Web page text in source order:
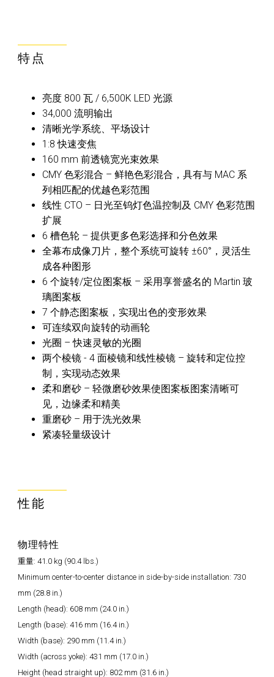
特点
亮度 800 瓦 / 6,500K LED 光源
34,000 流明输出
清晰光学系统、平场设计
1:8 快速变焦
160 mm 前透镜宽光束效果
CMY 色彩混合 – 鲜艳色彩混合，具有与 MAC 系
列相匹配的优越色彩范围
线性 CTO – 日光至钨灯色温控制及 CMY 色彩范围
扩展
6 槽色轮 – 提供更多色彩选择和分色效果
全幕布成像刀片，整个系统可旋转 ±60°，灵活生
成各种图形
6 个旋转/定位图案板 – 采用享誉盛名的 Martin 玻
璃图案板
7 个静态图案板，实现出色的变形效果
可连续双向旋转的动画轮
光圈 – 快速灵敏的光圈
两个棱镜 - 4 面棱镜和线性棱镜 – 旋转和定位控
制，实现动态效果
柔和磨砂 – 轻微磨砂效果使图案板图案清晰可
见，边缘柔和精美
重磨砂 – 用于洗光效果
紧凑轻量级设计
性能
物理特性
重量: 41.0 kg (90.4 lbs.)
Minimum center-to-center distance in side-by-side installation: 730
mm (28.8 in.)
Length (head): 608 mm (24.0 in.)
Length (base): 416 mm (16.4 in.)
Width (base): 290 mm (11.4 in.)
Width (across yoke): 431 mm (17.0 in.)
Height (head straight up): 802 mm (31.6 in.)